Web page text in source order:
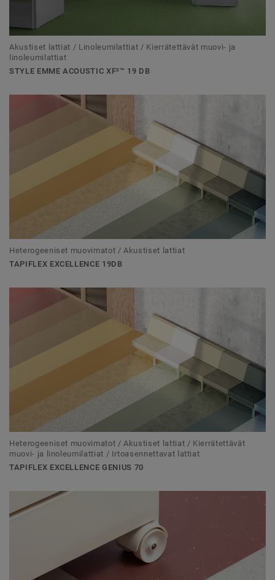
Akustiset lattiat / Linoleumilattiat / Kierrätettävät muovi- ja
linoleumilattiat
STYLE EMME ACOUSTIC XF²™ 19 DB
Heterogeeniset muovimatot / Akustiset lattiat
TAPIFLEX EXCELLENCE 19DB
Heterogeeniset muovimatot / Akustiset lattiat / Kierrätettävät
muovi- ja linoleumilattiat / Irtoasennettavat lattiat
TAPIFLEX EXCELLENCE GENIUS 70